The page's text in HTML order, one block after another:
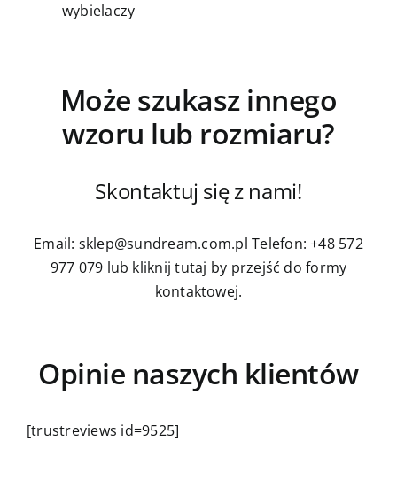
wybielaczy
Może szukasz innego
wzoru lub rozmiaru?
Skontaktuj się z nami!
Email: sklep@sundream.com.pl Telefon: +48 572
977 079 lub kliknij tutaj by przejść do formy
kontaktowej.
Opinie naszych klientów
[trustreviews id=9525]